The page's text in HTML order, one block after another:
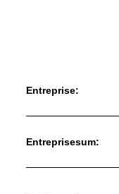
Entreprise:
Entreprisesum: